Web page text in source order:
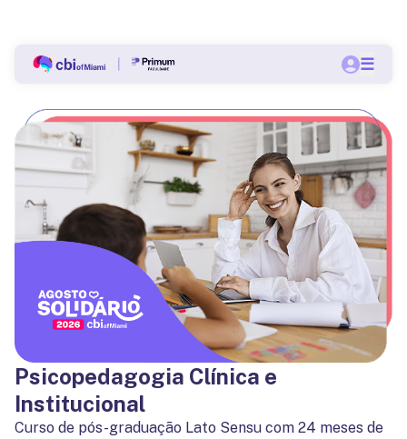
Bolsas a partir de 60% nas pós-graduações do CBI.
☰
Psicopedagogia Clínica e
Institucional
Curso de pós-graduação Lato Sensu com 24 meses de